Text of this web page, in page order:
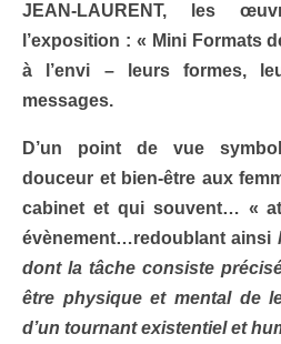
JEAN-LAURENT, les
l’exposition : « Mini Formats
à l’envi – leurs formes,
messages.
D’un point de vue
douceur et bien-être aux
cabinet et qui souvent… «
évènement…redoublant ainsi
dont la tâche consiste
être physique et mental de
d’un tournant existentiel et